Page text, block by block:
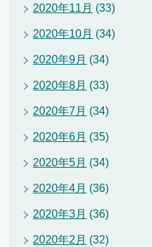
2020年11月 (33)
2020年10月 (34)
2020年9月 (34)
2020年8月 (33)
2020年7月 (34)
2020年6月 (35)
2020年5月 (34)
2020年4月 (36)
2020年3月 (36)
2020年2月 (32)